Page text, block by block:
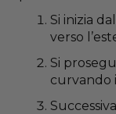
Si inizia
verso
Si
curvando